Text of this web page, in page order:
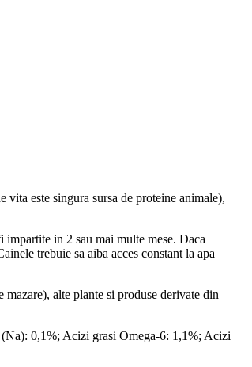
vita este singura sursa de proteine ​​animale),
in 2 sau mai multe mese. Daca
trebuie sa aiba acces constant la apa
alte plante si produse derivate din
0,1%; Acizi grasi Omega-6: 1,1%; Acizi